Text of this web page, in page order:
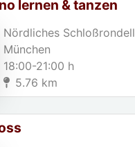
lernen & tanzen
Nördliches Schloßrondell
München
18:00-21:00 h
5.76 km